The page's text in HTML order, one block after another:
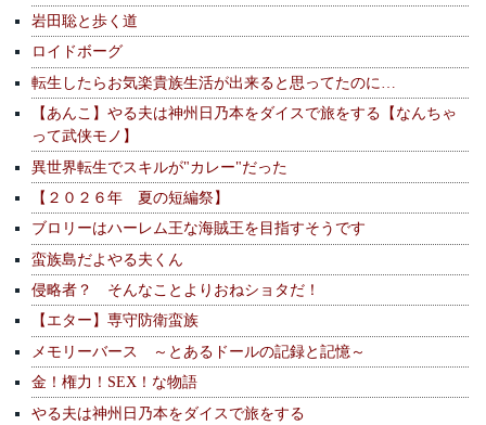
岩田聡と歩く道
ロイドボーグ
転生したらお気楽貴族生活が出来ると思ってたのに…
【あんこ】やる夫は神州日乃本をダイスで旅をする【なんちゃ
って武侠モノ】
異世界転生でスキルが"カレー"だった
【２０２６年 夏の短編祭】
ブロリーはハーレム王な海賊王を目指すそうです
蛮族島だよやる夫くん
侵略者？ そんなことよりおねショタだ！
【エター】専守防衛蛮族
メモリーバース ～とあるドールの記録と記憶～
金！権力！SEX！な物語
やる夫は神州日乃本をダイスで旅をする